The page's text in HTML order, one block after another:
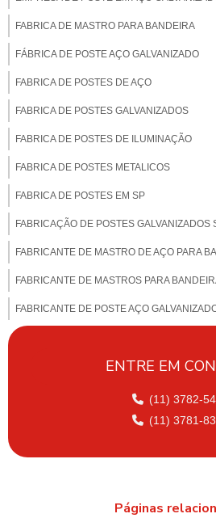
FABRICA DE MASTRO PARA BANDEIRA
FÁBRICA DE POSTE AÇO GALVANIZADO
FABRICA DE POSTES DE AÇO
FABRICA DE POSTES GALVANIZADOS
FABRICA DE POSTES DE ILUMINAÇÃO
FABRICA DE POSTES METALICOS
FABRICA DE POSTES EM SP
FABRICAÇÃO DE POSTES GALVANIZADOS
FABRICANTE DE MASTRO DE AÇO PARA
FABRICANTE DE MASTROS PARA
FABRICANTE DE POSTE AÇO
FABRICANTE DE POSTE FERRO
FABRICANTE DE POSTE DE ILUMINAÇÃO
FABRICANTE DE POSTES DE ILUMINAÇÃO
FABRICANTES DE POSTES METÁLICOS
ENTRE EM
(11) 3782-
(11) 3781-
Páginas